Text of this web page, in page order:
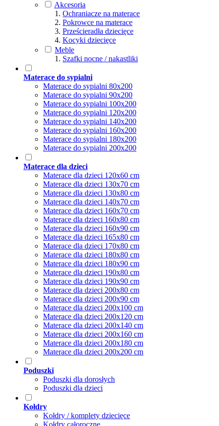
Akcesoria
Ochraniacze na materace
Pokrowce na materace
Prześcieradła dziecięce
Kocyki dziecięce
Meble
Szafki nocne / nakastliki
Materace do sypialni
Materace do sypialni 80x200
Materace do sypialni 90x200
Materace do sypialni 100x200
Materace do sypialni 120x200
Materace do sypialni 140x200
Materace do sypialni 160x200
Materace do sypialni 180x200
Materace do sypialni 200x200
Materace dla dzieci
Materace dla dzieci 120x60 cm
Materace dla dzieci 130x70 cm
Materace dla dzieci 130x80 cm
Materace dla dzieci 140x70 cm
Materace dla dzieci 160x70 cm
Materace dla dzieci 160x80 cm
Materace dla dzieci 160x90 cm
Materace dla dzieci 165x80 cm
Materace dla dzieci 170x80 cm
Materace dla dzieci 180x80 cm
Materace dla dzieci 180x90 cm
Materace dla dzieci 190x80 cm
Materace dla dzieci 190x90 cm
Materace dla dzieci 200x80 cm
Materace dla dzieci 200x90 cm
Materace dla dzieci 200x100 cm
Materace dla dzieci 200x120 cm
Materace dla dzieci 200x140 cm
Materace dla dzieci 200x160 cm
Materace dla dzieci 200x180 cm
Materace dla dzieci 200x200 cm
Poduszki
Poduszki dla dorosłych
Poduszki dla dzieci
Kołdry
Kołdry / komplety dziecięce
Kołdry całoroczne